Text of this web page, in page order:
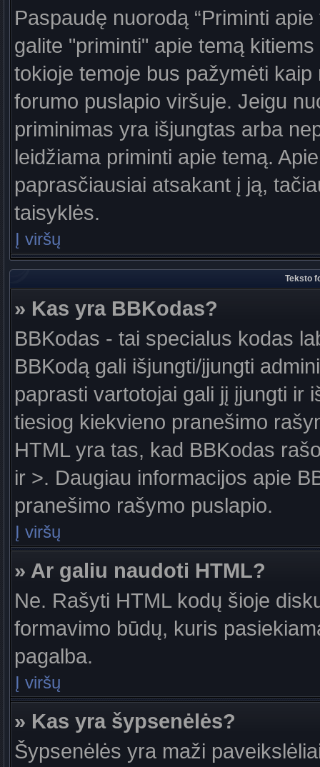
Paspaudę nuorodą “Priminti
galite "priminti" apie temą
tokioje temoje bus pažymėti
forumo puslapio viršuje. Jeigu
priminimas yra išjungtas arba
leidžiama priminti apie temą.
paprasčiausiai atsakant į ją,
taisyklės.
Į viršų
Teksto
» Kas yra BBKodas?
BBKodas - tai specialus kodas
BBKodą gali išjungti/įjungti
paprasti vartotojai gali jį įjungti ir
tiesiog kiekvieno pranešimo
HTML yra tas, kad BBKodas
ir >. Daugiau informacijos apie
pranešimo rašymo puslapio.
Į viršų
» Ar galiu naudoti HTML?
Ne. Rašyti HTML kodų šioje
formavimo būdų, kuris
pagalba.
Į viršų
» Kas yra šypsenėlės?
Šypsenėlės yra maži